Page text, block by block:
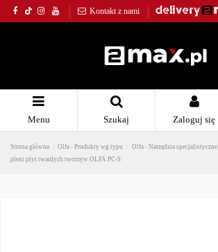
Kontakt z nami
Menu Szukaj Zaloguj się
Strona główna Olfa - Produkty wg typu Olfa - Narzędzia specjalistyczne
plexi płyt twardych tworzyw OLFA PC-S